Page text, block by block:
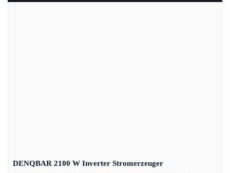
DENQBAR 2100 W Inverter Stromerzeuger